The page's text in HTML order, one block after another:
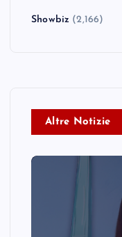
Showbiz (2,166)
Altre Notizie